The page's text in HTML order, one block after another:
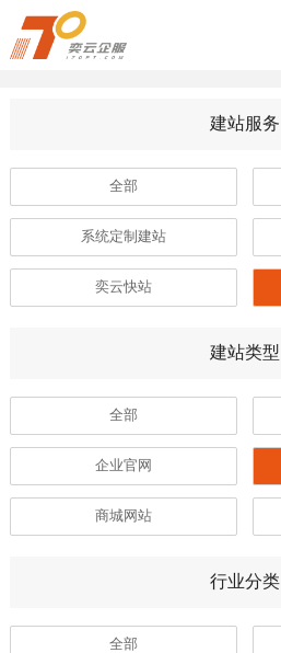
建站服务
全部
系统定制建站
奕云快站
建站类型
全部
企业官网
商城网站
行业分类
全部